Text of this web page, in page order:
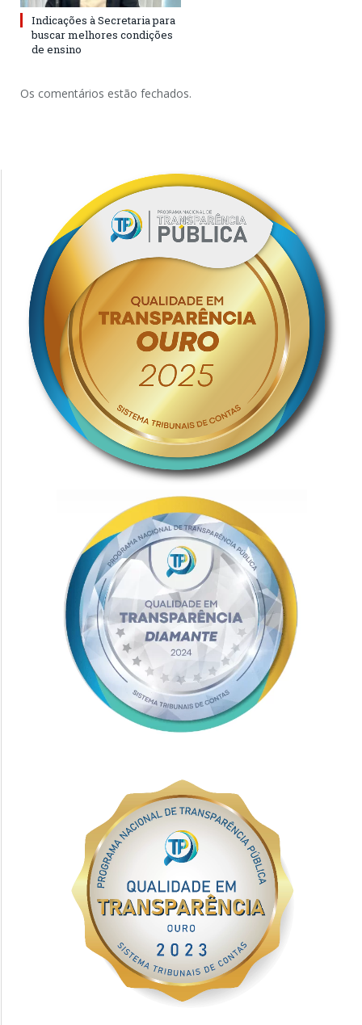
Indicações à Secretaria para
buscar melhores condições
de ensino
Os comentários estão fechados.